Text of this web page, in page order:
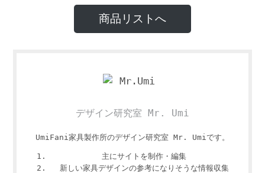
商品リストへ
デザイン研究室 Mr. Umi
UmiFani家具製作所のデザイン研究室 Mr. Umiです。
主にサイトを制作・編集
新しい家具デザインの参考になりそうな情報収集